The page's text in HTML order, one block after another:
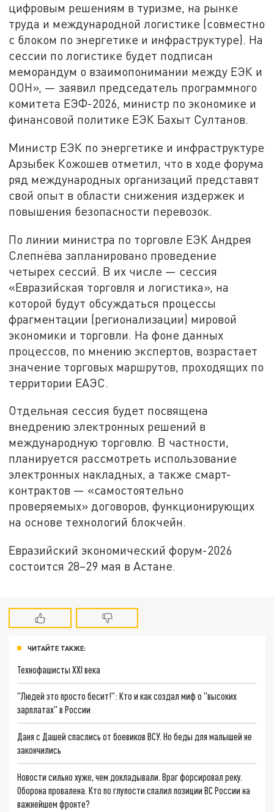
цифровым решениям в туризме, на рынке
труда и международной логистике (совместно
с блоком по энергетике и инфраструктуре). На
сессии по логистике будет подписан
меморандум о взаимопонимании между ЕЭК и
ООН», — заявил председатель программного
комитета ЕЭФ-2026, министр по экономике и
финансовой политике ЕЭК Бахыт Султанов.
Министр ЕЭК по энергетике и инфраструктуре
Арзыбек Кожошев отметил, что в ходе форума
ряд международных организаций представят
свой опыт в области снижения издержек и
повышения безопасности перевозок.
По линии министра по торговле ЕЭК Андрея
Слепнёва запланировано проведение
четырех сессий. В их числе — сессия
«Евразийская торговля и логистика», на
которой будут обсуждаться процессы
фрагментации (регионализации) мировой
экономики и торговли. На фоне данных
процессов, по мнению экспертов, возрастает
значение торговых маршрутов, проходящих по
территории ЕАЭС.
Отдельная сессия будет посвящена
внедрению электронных решений в
международную торговлю. В частности,
планируется рассмотреть использование
электронных накладных, а также смарт-
контрактов — «самостоятельно
проверяемых» договоров, функционирующих
на основе технологий блокчейн.
Евразийский экономический форум-2026
состоится 28–29 мая в Астане.
ЧИТАЙТЕ ТАКЖЕ:
Технофашисты XXI века
"Людей это просто бесит!": Кто и как создал миф о "высоких
зарплатах" в России
Даня с Дашей спаслись от боевиков ВСУ. Но беды для малышей не
закончились
Новости сильно хуже, чем докладывали. Враг форсировал реку.
Оборона провалена. Кто по глупости спалил позиции ВС России на
важнейшем фронте?